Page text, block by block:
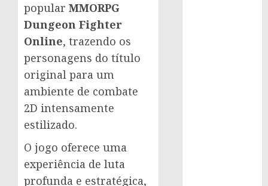
popular MMORPG
Dungeon Fighter
Online, trazendo os
personagens do título
original para um
ambiente de combate
2D intensamente
estilizado.
O jogo oferece uma
experiência de luta
profunda e estratégica,